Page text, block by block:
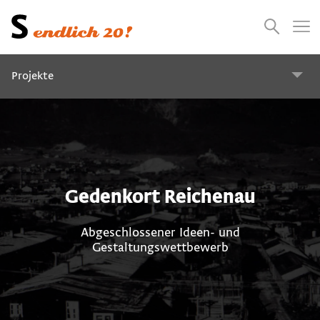
Presse
Videos
Suchen
Projekte
Urbantypes
Arthur Zelger und das Grafikdesign in Tirol
Gustav Sonnewend – vom Misthaufen ins Himmelreich
Neues Erscheinungsbild VVT Verkehrsbund Tirol
Gedenkort Reichenau
Abgeschlossener Ideen- und
Gestaltungswettbewerb